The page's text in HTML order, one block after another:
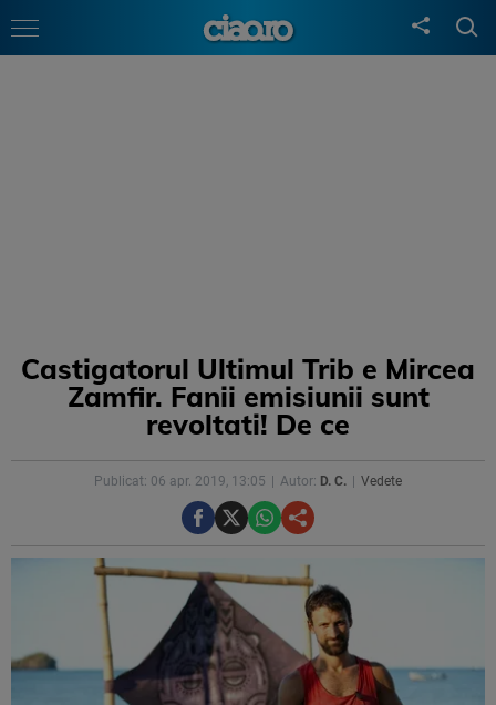
Castigatorul Ultimul Trib e Mircea
Zamfir. Fanii emisiunii sunt
revoltati! De ce
Publicat: 06 apr. 2019, 13:05 Autor: D. C. Vedete